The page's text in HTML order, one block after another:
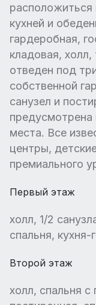
расположиться
кухней и
гардеробная,
кладовая,
отведен под
собственной
санузел и
места. Все
центры,
премиального
Первый этаж
холл, 1/2
спальня, кухня-
Второй этаж
холл, спальня с